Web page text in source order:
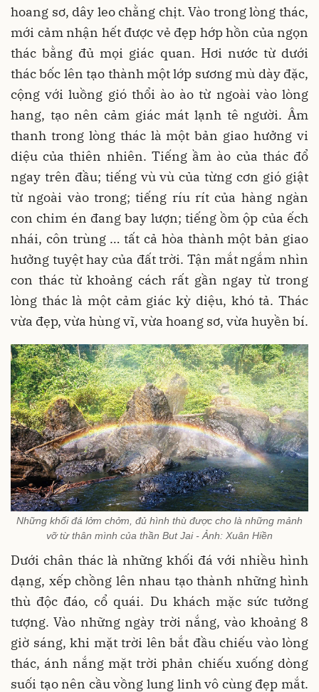
hoang sơ, dây leo chằng chịt. Vào trong lòng thác,
mới cảm nhận hết được vẻ đẹp hớp hồn của ngọn
thác bằng đủ mọi giác quan. Hơi nước từ dưới
thác bốc lên tạo thành một lớp sương mù dày đặc,
cộng với luồng gió thổi ào ào từ ngoài vào lòng
hang, tạo nên cảm giác mát lạnh tê người. Âm
thanh trong lòng thác là một bản giao hưởng vi
diệu của thiên nhiên. Tiếng ầm ào của thác đổ
ngay trên đầu; tiếng vù vù của từng cơn gió giật
từ ngoài vào trong; tiếng ríu rít của hàng ngàn
con chim én đang bay lượn; tiếng ồm ộp của ếch
nhái, côn trùng … tất cả hòa thành một bản giao
hưởng tuyệt hay của đất trời. Tận mắt ngắm nhìn
con thác từ khoảng cách rất gần ngay từ trong
lòng thác là một cảm giác kỳ diệu, khó tả. Thác
vừa đẹp, vừa hùng vĩ, vừa hoang sơ, vừa huyền bí.
Những khối đá lởm chởm, đủ hình thù được cho là những mảnh
vỡ từ thân mình của thần But Jai - Ảnh: Xuân Hiền
Dưới chân thác là những khối đá với nhiều hình
dạng, xếp chồng lên nhau tạo thành những hình
thù độc đáo, cổ quái. Du khách mặc sức tưởng
tượng. Vào những ngày trời nắng, vào khoảng 8
giờ sáng, khi mặt trời lên bắt đầu chiếu vào lòng
thác, ánh nắng mặt trời phản chiếu xuống dòng
suối tạo nên cầu vồng lung linh vô cùng đẹp mắt.